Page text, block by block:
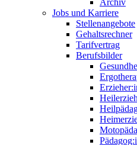
Archiv
Jobs und Karriere
Stellenangebote
Gehaltsrechner
Tarifvertrag
Berufsbilder